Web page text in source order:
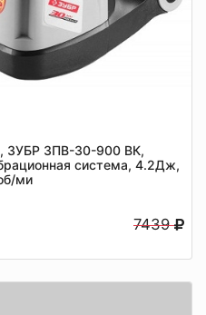
ЗУБР ЗПВ-30-900 ВК,
система, 4.2Дж,
ми
7439